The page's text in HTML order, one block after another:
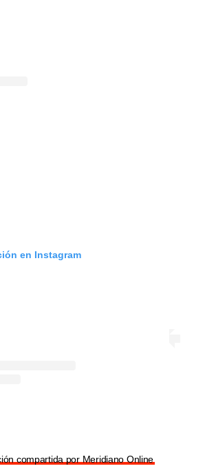
en Instagram
compartida por Meridiano Online